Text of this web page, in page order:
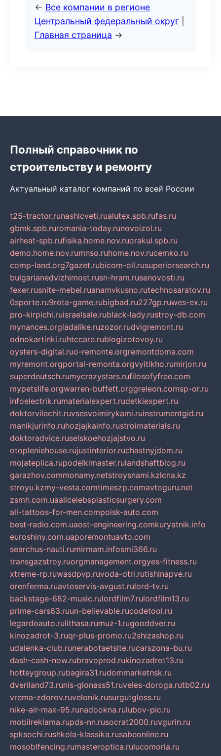
← Все компании в регионе
Центральный федеральный округ
Главная страница →
Полный справочник по
строительству и ремонту
Актуальный каталог компаний по всей России
t25-tractor.runashicveti.rualutex.spb.rufas.ru
gbmk.spb.ruromania-today.runovoizol.ru
airheat-spb.rufisika.home.nov.ruorakul.spb.ru
demo.home.nov.rumnso.ruhome.nov.rucemko.ru
comp-land.org7gazet.rubicom-oil.rusuperiorsearch.ru
bulgarianedvizhimost.rusn-hram.rusenovosti.ru
fexer.rusnite-mebel.ruanamvkusno.rutechnosaratov.ru
0sporte.ru9rota-game.rubigbad.ru227gp.ruwes-ex.ru
pro-kirpichi.ruisraelsale.rublack-lady.rustroy-db.com
mynances.orgladalike.ruzozor.rudvigremont.ru
odnokartinki.ruhtccare.rublogizotovoy.ru
oysters-digital.ruo-remonte.orgremontdoma.com
myremont.orgportal-remonta.orgvyitikho.rumirjon.ru
superdeutsch.rumycrazystars.rufilosofyfree.com
mypetslife.orgwarren-buffett.orggreleon.comsp-or.ru
infoelectrik.rumaterialexpert.rudetkiexpert.ru
doktorvilechit.ruvsesvoimirykami.ruinstrumentgid.ru
manikjurinfo.ruhozjajkainfo.rustroimaterials.ru
doktoradvice.ruselskoehozjajstvo.ru
otopleniehouse.rujustinterior.ruchastnyjdom.ru
mojateplica.rupodelkimaster.rulandshaftblog.ru
garazhov.commonamy.netstroysnami.kzlcna.kz
stroyu.kzmy-vesta.comtimeszp.comavtoguru.net
zsmh.com.uaallcelebsplasticsurgery.com
all-tattoos-for-men.compoisk-auto.com
best-radio.com.uaost-engineering.comkuryatnik.info
euroshiny.com.uaporemontuavto.com
searchus-nauti.rumirmam.infosmi366.ru
transgazstroy.ruorgmanagement.orgyes-fitness.ru
xtreme-rp.ruwasdpvp.ruvoda-otri.rutishinapve.ru
orenferma.ruavtoservis-avgust.rulord-tv.ru
backstage-682-music.rulordfilm7.rulordfilm13.ru
prime-cars63.ruun-believable.rucodetool.ru
legardoauto.rulithasa.rumuz-1.rugooddver.ru
kinozadrot-3.ruqr-plus-promo.ru2shizashop.ru
udalenka-club.runerabotaetsite.rucarszona-bu.ru
dash-cash-now.rubravoprod.rukinozadrot13.ru
hotteygroup.rubagira31.rudommarketnsk.ru
dveriland73.runis-glonass51.ruveles-doroga.rutb02.ru
vrema-zdorov.ruvelonik.rusurgutgloss.ru
nike-air-max-95.runadookna.rulubov-pic.ru
mobilreklama.rupds-nn.rusocrat2000.ruvgurin.ru
spksochi.rushkola-klassika.rusabeonline.ru
mosoblfencing.rumasteroptica.rulucomoria.ru